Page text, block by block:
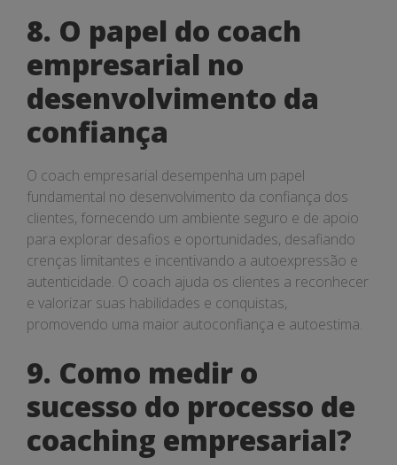
8. O papel do coach
empresarial no
desenvolvimento da
confiança
O coach empresarial desempenha um papel
fundamental no desenvolvimento da confiança dos
clientes, fornecendo um ambiente seguro e de apoio
para explorar desafios e oportunidades, desafiando
crenças limitantes e incentivando a autoexpressão e
autenticidade. O coach ajuda os clientes a reconhecer
e valorizar suas habilidades e conquistas,
promovendo uma maior autoconfiança e autoestima.
9. Como medir o
sucesso do processo de
coaching empresarial?